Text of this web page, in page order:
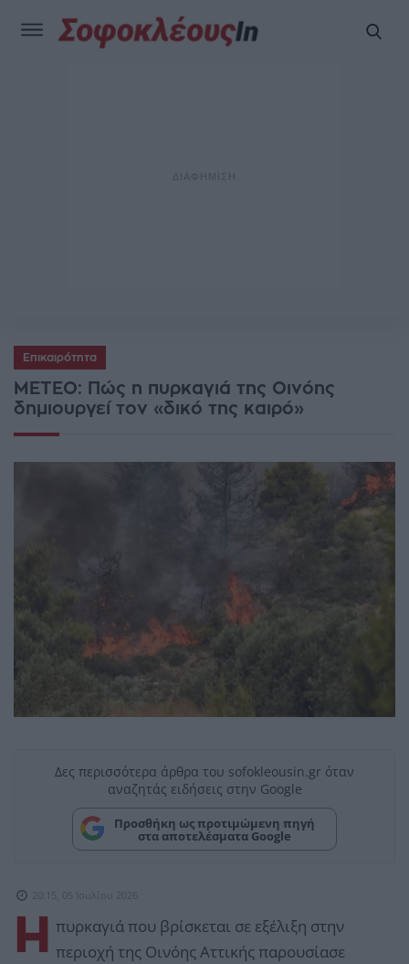
Επικαιρότητα
ΜΕΤΕΟ: Πώς η πυρκαγιά της Οινόης
δημιουργεί τον «δικό της καιρό»
Δες περισσότερα άρθρα του sofokleousin.gr όταν
αναζητάς ειδήσεις στην Google
Προσθήκη ως προτιμώμενη πηγή
στα αποτελέσματα Google
20:15, 05 Ιουλίου 2026
Η
πυρκαγιά που βρίσκεται σε εξέλιξη στην
περιοχή της Οινόης Αττικής παρουσίασε